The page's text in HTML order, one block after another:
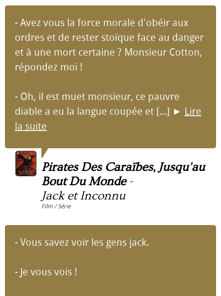
- Avez vous la force morale d'obéir aux
ordres et de rester stoïque face au danger
et à une mort certaine ? Monsieur Cotton,
répondez moi !
- Oh, il est muet monsieur, ce pauvre
diable a eu la langue coupée et [...] ► Lire
la suite
Pirates Des Caraïbes, Jusqu'au
Bout Du Monde-
Jack et Inconnu
Film / Série
- Vous savez voir les gens jack.
- Je vous vois !